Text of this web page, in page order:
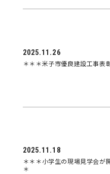
2025.11.26
＊＊＊米子市優良建設工事表
2025.11.18
＊＊＊小学生の現場見学会が
＊